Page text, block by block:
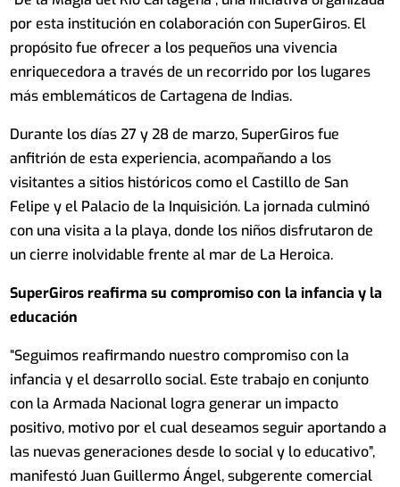
por esta institución en colaboración con SuperGiros. El
propósito fue ofrecer a los pequeños una vivencia
enriquecedora a través de un recorrido por los lugares
más emblemáticos de Cartagena de Indias.
Durante los días 27 y 28 de marzo, SuperGiros fue
anfitrión de esta experiencia, acompañando a los
visitantes a sitios históricos como el Castillo de San
Felipe y el Palacio de la Inquisición. La jornada culminó
con una visita a la playa, donde los niños disfrutaron de
un cierre inolvidable frente al mar de La Heroica.
SuperGiros reafirma su compromiso con la infancia y la
educación
“Seguimos reafirmando nuestro compromiso con la
infancia y el desarrollo social. Este trabajo en conjunto
con la Armada Nacional logra generar un impacto
positivo, motivo por el cual deseamos seguir aportando a
las nuevas generaciones desde lo social y lo educativo”,
manifestó Juan Guillermo Ángel, subgerente comercial